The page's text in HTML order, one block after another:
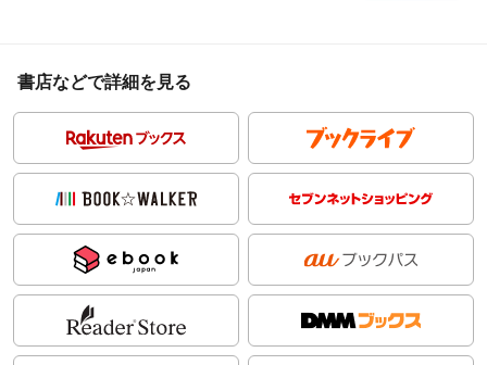
書店などで詳細を見る